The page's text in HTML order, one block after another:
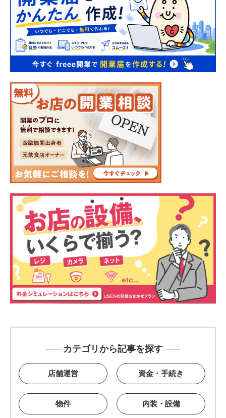
カテゴリから記事を探す
店舗運営 資金・手続き
物件 内装・設備